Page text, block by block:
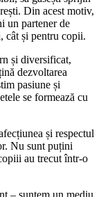
Din acest motiv,
un partener de
cât și pentru copii.
și diversificat,
dezvoltarea
pasiune și
se formează cu
și respectul
Nu sunt puțini
au trecut într-o
– suntem un mediu